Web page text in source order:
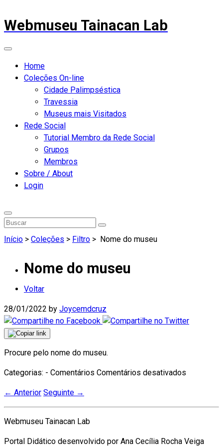
Webmuseu Tainacan Lab
Home
Coleções On-line
Cidade Palimpséstica
Travessia
Museus mais Visitados
Rede Social
Tutorial Membro da Rede Social
Grupos
Membros
Sobre / About
Login
Início > Coleções > Filtro > Nome do museu
Nome do museu
Voltar
28/01/2022 by Joycemdcruz
Procure pelo nome do museu.
Categorias: - Comentários Comentários desativados
museu
← Anterior Seguinte →
Webmuseu Tainacan Lab
Portal Didático desenvolvido por Ana Cecília Rocha Veiga